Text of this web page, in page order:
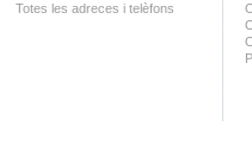
Totes les adreces i telèfons